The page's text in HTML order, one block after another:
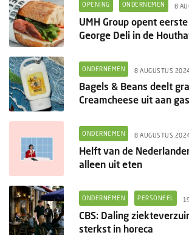
OPENING ONDERNEMEN 8
UMH Group opent
George Deli in de
ONDERNEMEN 8 AUGUSTUS
Bagels & Beans deelt
Creamcheese uit aan
ONDERNEMEN 8 AUGUSTUS
Helft van de
alleen uit eten
ONDERNEMEN PERSONEEL
CBS: Daling
sterkst in horeca